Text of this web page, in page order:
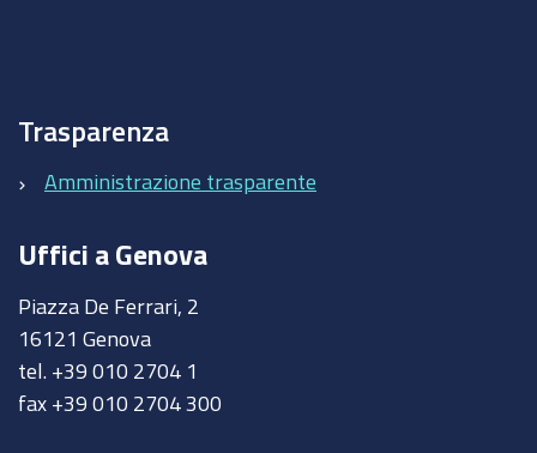
Trasparenza
Amministrazione trasparente
Uffici a Genova
Piazza De Ferrari, 2
16121 Genova
tel. +39 010 2704 1
fax +39 010 2704 300